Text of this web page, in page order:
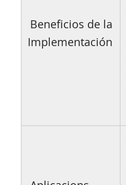
Beneficios de la
Implementación